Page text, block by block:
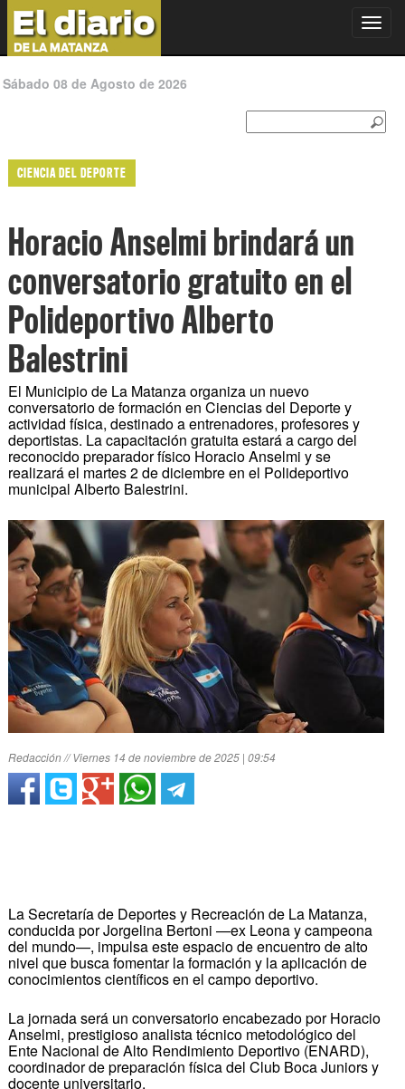
Sábado 08 de Agosto de 2026
CIENCIA DEL DEPORTE
Horacio Anselmi brindará un
conversatorio gratuito en el
Polideportivo Alberto
Balestrini
El Municipio de La Matanza organiza un nuevo
conversatorio de formación en Ciencias del Deporte y
actividad física, destinado a entrenadores, profesores y
deportistas. La capacitación gratuita estará a cargo del
reconocido preparador físico Horacio Anselmi y se
realizará el martes 2 de diciembre en el Polideportivo
municipal Alberto Balestrini.
Redacción // Viernes 14 de noviembre de 2025 | 09:54
La Secretaría de Deportes y Recreación de La Matanza,
conducida por Jorgelina Bertoni —ex Leona y campeona
del mundo—, impulsa este espacio de encuentro de alto
nivel que busca fomentar la formación y la aplicación de
conocimientos científicos en el campo deportivo.
La jornada será un conversatorio encabezado por Horacio
Anselmi, prestigioso analista técnico metodológico del
Ente Nacional de Alto Rendimiento Deportivo (ENARD),
coordinador de preparación física del Club Boca Juniors y
docente universitario.